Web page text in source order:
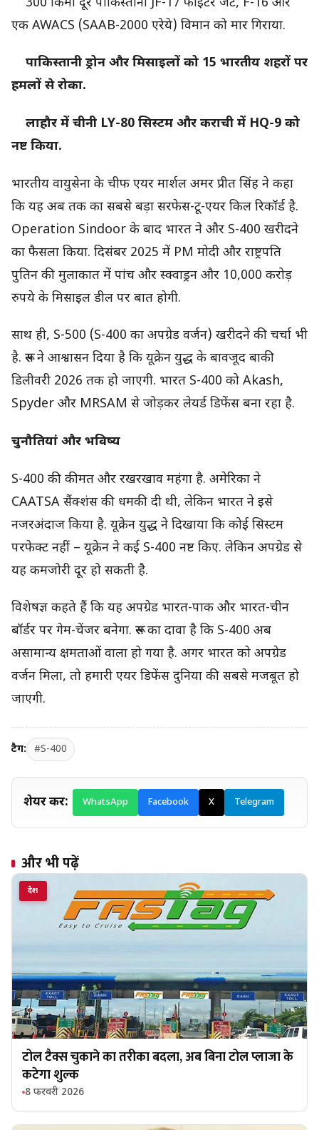
एक AWACS (SAAB-2000 एरेये) विमान को मार गिराया.
पाकिस्तानी ड्रोन और मिसाइलों को 15 भारतीय शहरों पर
हमलों से रोका.
लाहौर में चीनी LY-80 सिस्टम और कराची में HQ-9 को
नष्ट किया.
भारतीय वायुसेना के चीफ एयर मार्शल अमर प्रीत सिंह ने कहा
कि यह अब तक का सबसे बड़ा सरफेस-टू-एयर किल रिकॉर्ड है.
Operation Sindoor के बाद भारत ने और S-400 खरीदने
का फैसला किया. दिसंबर 2025 में PM मोदी और राष्ट्रपति
पुतिन की मुलाकात में पांच और स्क्वाड्रन और 10,000 करोड़
रुपये के मिसाइल डील पर बात होगी.
साथ ही, S-500 (S-400 का अपग्रेड वर्जन) खरीदने की चर्चा भी
है. रूस ने आश्वासन दिया है कि यूक्रेन युद्ध के बावजूद बाकी
डिलीवरी 2026 तक हो जाएगी. भारत S-400 को Akash,
Spyder और MRSAM से जोड़कर लेयर्ड डिफेंस बना रहा है.
चुनौतियां और भविष्य
S-400 की कीमत और रखरखाव महंगा है. अमेरिका ने
CAATSA सैंक्शंस की धमकी दी थी, लेकिन भारत ने इसे
नजरअंदाज किया है. यूक्रेन युद्ध ने दिखाया कि कोई सिस्टम
परफेक्ट नहीं – यूक्रेन ने कई S-400 नष्ट किए. लेकिन अपग्रेड से
यह कमजोरी दूर हो सकती है.
विशेषज्ञ कहते हैं कि यह अपग्रेड भारत-पाक और भारत-चीन
बॉर्डर पर गेम-चेंजर बनेगा. रूस का दावा है कि S-400 अब
असामान्य क्षमताओं वाला हो गया है. अगर भारत को अपग्रेड
वर्जन मिला, तो हमारी एयर डिफेंस दुनिया की सबसे मजबूत हो
जाएगी.
टैग: #S-400
शेयर करें: WhatsApp Facebook X Telegram
और भी पढ़ें
देश
टोल टैक्स चुकाने का तरीका बदला, अब बिना टोल प्लाजा के
कटेगा शुल्क
8 फरवरी 2026